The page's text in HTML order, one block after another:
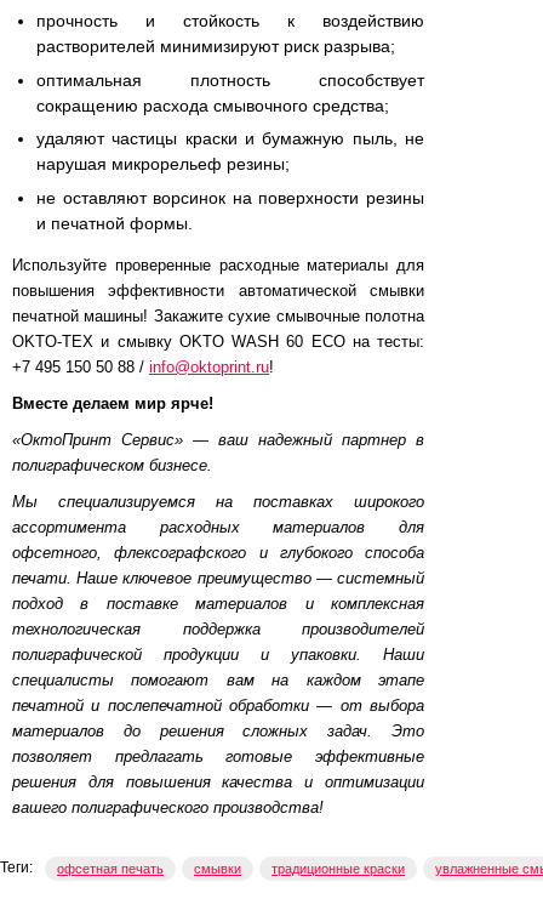
прочность и стойкость к воздействию
растворителей минимизируют риск разрыва;
оптимальная плотность способствует
сокращению расхода смывочного средства;
удаляют частицы краски и бумажную пыль, не
нарушая микрорельеф резины;
не оставляют ворсинок на поверхности резины
и печатной формы.
Используйте проверенные расходные материалы для
повышения эффективности автоматической смывки
печатной машины! Закажите сухие смывочные полотна
OKTO-TEX и смывку OKTO WASH 60 ECO на тесты:
+7 495 150 50 88 / info@oktoprint.ru!
Вместе делаем мир ярче!
«ОктоПринт Сервис» — ваш надежный партнер в
полиграфическом бизнесе.
Мы специализируемся на поставках широкого
ассортимента расходных материалов для
офсетного, флексографского и глубокого способа
печати. Наше ключевое преимущество — системный
подход в поставке материалов и комплексная
технологическая поддержка производителей
полиграфической продукции и упаковки. Наши
специалисты помогают вам на каждом этапе
печатной и послепечатной обработки — от выбора
материалов до решения сложных задач. Это
позволяет предлагать готовые эффективные
решения для повышения качества и оптимизации
вашего полиграфического производства!
Теги: офсетная печать смывки традиционные краски увлажненные